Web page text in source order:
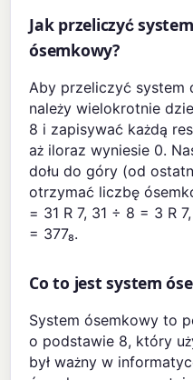
Jak przeliczyć
ósemkowy?
Aby przeliczyć system
należy wielokrotnie
8 i zapisywać każdą
aż iloraz wyniesie 0.
dołu do góry (od
otrzymać liczbę
= 31 R 7, 31 ÷ 8 = 3 R
= 377₈.
Co to jest system
System ósemkowy to
o podstawie 8, który
był ważny w